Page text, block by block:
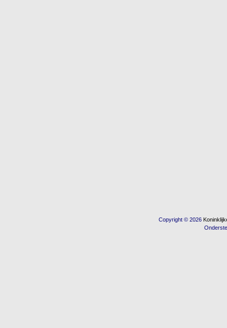
Copyright © 2026